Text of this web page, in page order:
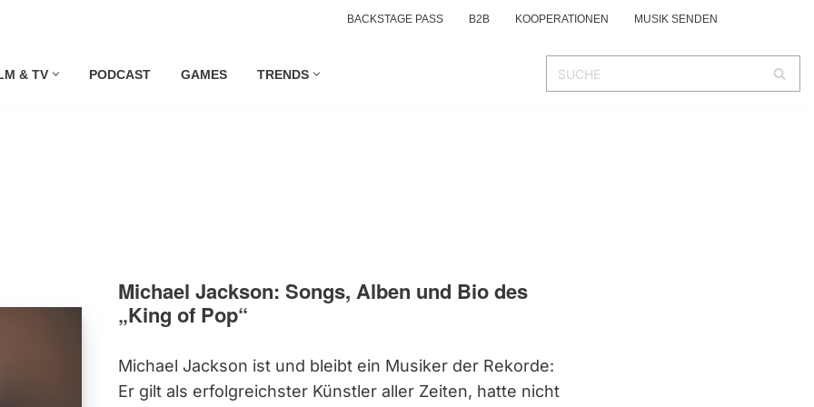
BACKSTAGE PASS B2B KOOPERATIONEN MUSIK SENDEN
& TV PODCAST GAMES TRENDS
Michael Jackson: Songs, Alben und Bio des
„King of Pop“
Michael Jackson ist und bleibt ein Musiker der Rekorde:
Er gilt als erfolgreichster Künstler aller Zeiten, hatte nicht